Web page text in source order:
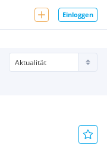
Einloggen